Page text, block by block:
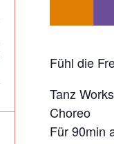
T
N
Z
W
O
Fühl die
Tanz
Choreo
Für 90min